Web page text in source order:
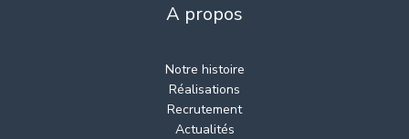
A propos
Notre histoire
Réalisations
Recrutement
Actualités